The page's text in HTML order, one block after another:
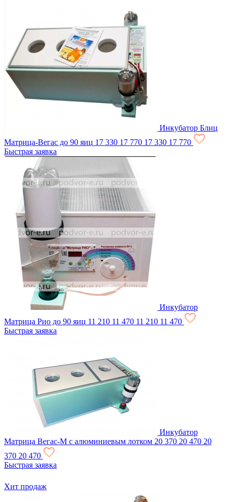
Инкубатор Блиц
Матрица-Вегас до 90 яиц 17 330 17 770 17 330 17 770
Быстрая заявка
Инкубатор
Матрица Рио до 90 яиц 11 210 11 470 11 210 11 470
Быстрая заявка
Инкубатор
Матрица Вегас-М с алюминиевым лотком 20 370 20 470 20
370 20 470
Быстрая заявка
Хит продаж